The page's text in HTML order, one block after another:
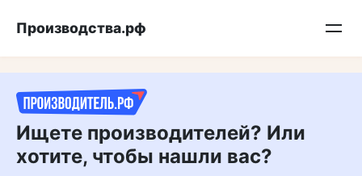
Подписывайтесь на нас в MAX
Производства.рф
Ищете производителей? Или
хотите, чтобы нашли вас?